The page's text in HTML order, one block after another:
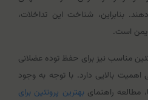
بنابراین، شناخت این تداخلات،
است.
مناسب نیز برای حفظ توده عضلانی
اهمیت بالایی دارد. با توجه به وجود
مطالعه راهنمای بهترین پروتئین برای